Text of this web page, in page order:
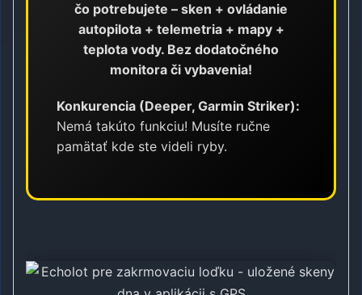
čo potrebujete – sken + ovládanie
autopilota + telemetria + mapy +
teplota vody. Bez dodatočného
monitora či vybavenia!
Konkurencia (Deeper, Garmin Striker):
Nemá takúto funkciu! Musíte ručne
pamätať kde ste videli ryby.